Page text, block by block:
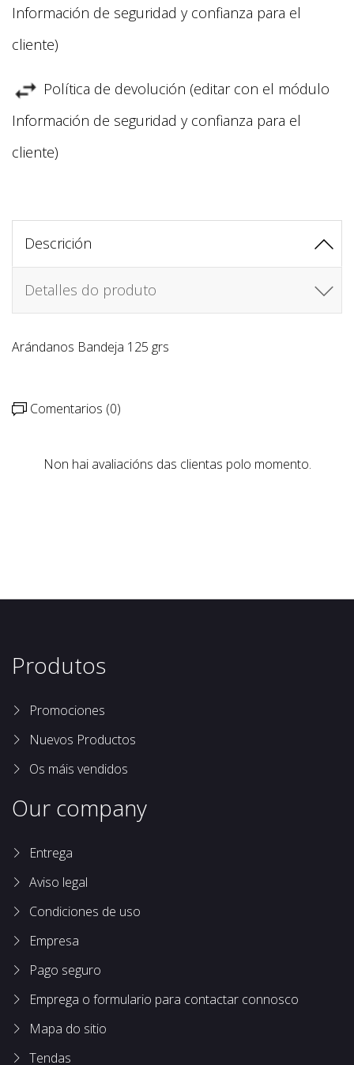
Información de seguridad y confianza para el
cliente)
Política de devolución (editar con el módulo
Información de seguridad y confianza para el
cliente)
Descrición
Detalles do produto
Arándanos Bandeja 125 grs
Comentarios (0)
Non hai avaliacións das clientas polo momento.
Produtos
Promociones
Nuevos Productos
Os máis vendidos
Our company
Entrega
Aviso legal
Condiciones de uso
Empresa
Pago seguro
Emprega o formulario para contactar connosco
Mapa do sitio
Tendas